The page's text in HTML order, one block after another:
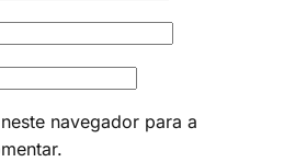
navegador para a